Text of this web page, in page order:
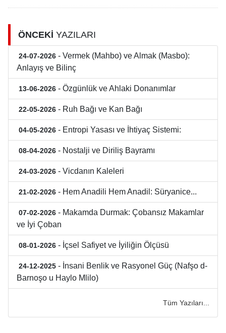
ÖNCEKİ YAZILARI
24-07-2026 - Vermek (Mahbo) ve Almak (Masbo):
Anlayış ve Bilinç
13-06-2026 - Özgünlük ve Ahlaki Donanımlar
22-05-2026 - Ruh Bağı ve Kan Bağı
04-05-2026 - Entropi Yasası ve İhtiyaç Sistemi:
08-04-2026 - Nostalji ve Diriliş Bayramı
24-03-2026 - Vicdanın Kaleleri
21-02-2026 - Hem Anadili Hem Anadil: Süryanice...
07-02-2026 - Makamda Durmak: Çobansız Makamlar
ve İyi Çoban
08-01-2026 - İçsel Safiyet ve İyiliğin Ölçüsü
24-12-2025 - İnsani Benlik ve Rasyonel Güç (Nafşo d-
Barnoşo u Haylo Mlilo)
Tüm Yazıları...